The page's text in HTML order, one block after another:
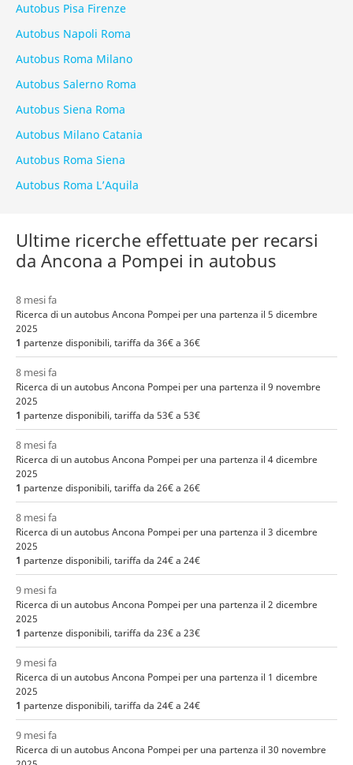
Autobus Pisa Firenze
Autobus Napoli Roma
Autobus Roma Milano
Autobus Salerno Roma
Autobus Siena Roma
Autobus Milano Catania
Autobus Roma Siena
Autobus Roma L’Aquila
Ultime ricerche effettuate per recarsi
da Ancona a Pompei in autobus
8 mesi fa
Ricerca di un autobus Ancona Pompei per una partenza il 5 dicembre
2025
1 partenze disponibili, tariffa da 36€ a 36€
8 mesi fa
Ricerca di un autobus Ancona Pompei per una partenza il 9 novembre
2025
1 partenze disponibili, tariffa da 53€ a 53€
8 mesi fa
Ricerca di un autobus Ancona Pompei per una partenza il 4 dicembre
2025
1 partenze disponibili, tariffa da 26€ a 26€
8 mesi fa
Ricerca di un autobus Ancona Pompei per una partenza il 3 dicembre
2025
1 partenze disponibili, tariffa da 24€ a 24€
9 mesi fa
Ricerca di un autobus Ancona Pompei per una partenza il 2 dicembre
2025
1 partenze disponibili, tariffa da 23€ a 23€
9 mesi fa
Ricerca di un autobus Ancona Pompei per una partenza il 1 dicembre
2025
1 partenze disponibili, tariffa da 24€ a 24€
9 mesi fa
Ricerca di un autobus Ancona Pompei per una partenza il 30 novembre